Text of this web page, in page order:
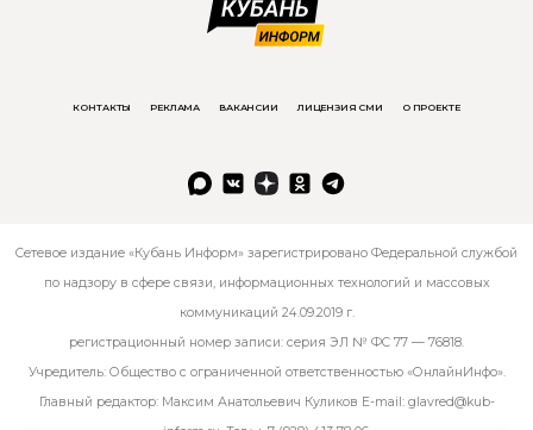
КОНТАКТЫ РЕКЛАМА ВАКАНСИИ ЛИЦЕНЗИЯ СМИ О ПРОЕКТЕ
Сетевое издание «Кубань Информ» зарегистрировано Федеральной службой
по надзору в сфере связи, информационных технологий и массовых
коммуникаций 24.09.2019 г.
регистрационный номер записи: серия ЭЛ № ФС 77 — 76818.
Учредитель: Общество с ограниченной ответственностью «ОнлайнИнфо».
Главный редактор: Максим Анатольевич Куликов E-mail: glavred@kub-